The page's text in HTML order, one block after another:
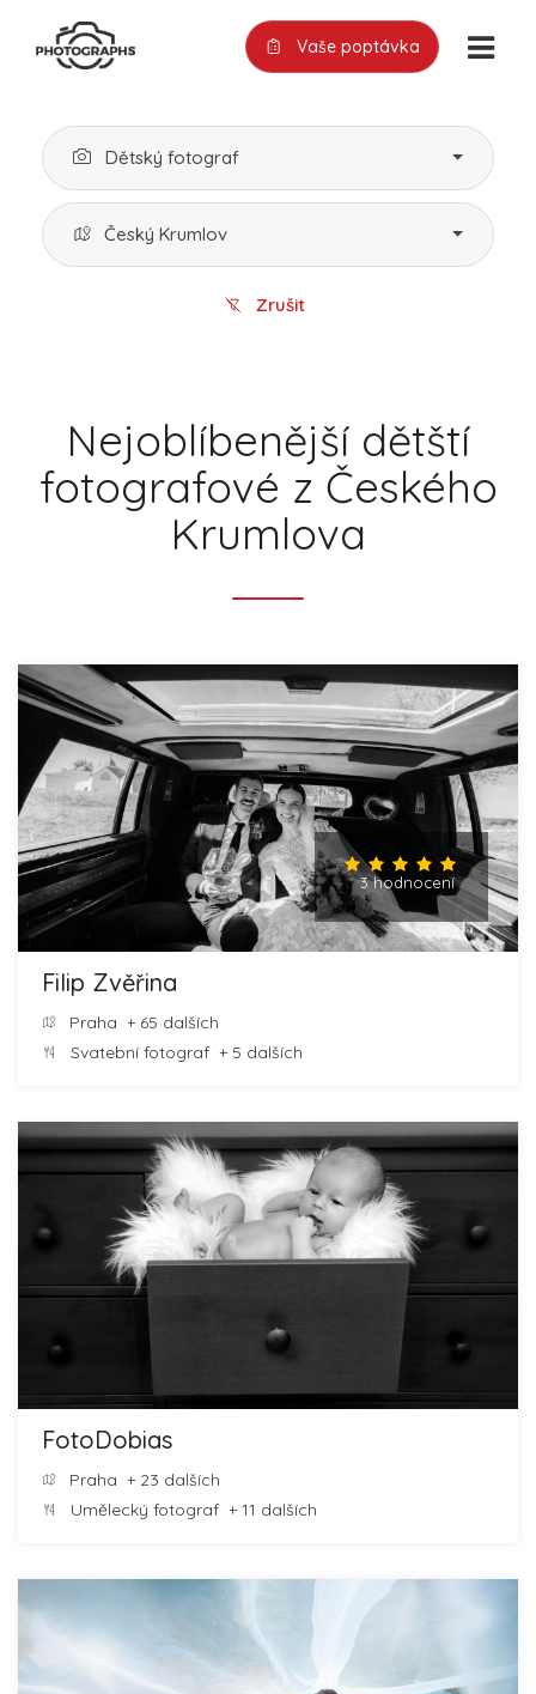
Vaše poptávka
Dětský fotograf
Český Krumlov
Zrušit
Nejoblíbenější dětští
fotografové z Českého
Krumlova
3 hodnocení
Filip Zvěřina
Praha + 65 dalších
Svatební fotograf + 5 dalších
FotoDobias
Praha + 23 dalších
Umělecký fotograf + 11 dalších